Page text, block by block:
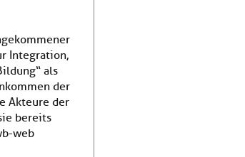
Integration,
als
der
Akteure der
bereits
web